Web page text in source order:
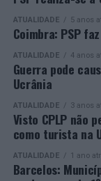
Faria, Henrique
Pereira e Tiago
beneficiando, de
cards após as
Entre os
protagonizaram
ambos
um dos
eliminar o
série e um dos
ATUALIDADE 5 anos
Coimbra: PSP
ATUALIDADE 4 anos
Guerra pode
Ucrânia
ATUALIDADE 3 anos
Visto CPLP não
como turista na
ATUALIDADE 1 ano
Barcelos: